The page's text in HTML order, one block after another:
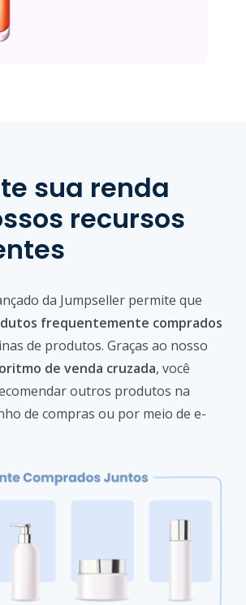
sua renda
recursos
da Jumpseller permite que
frequentemente comprados
de produtos. Graças ao nosso
de venda cruzada, você
outros produtos na
de compras ou por meio de e-